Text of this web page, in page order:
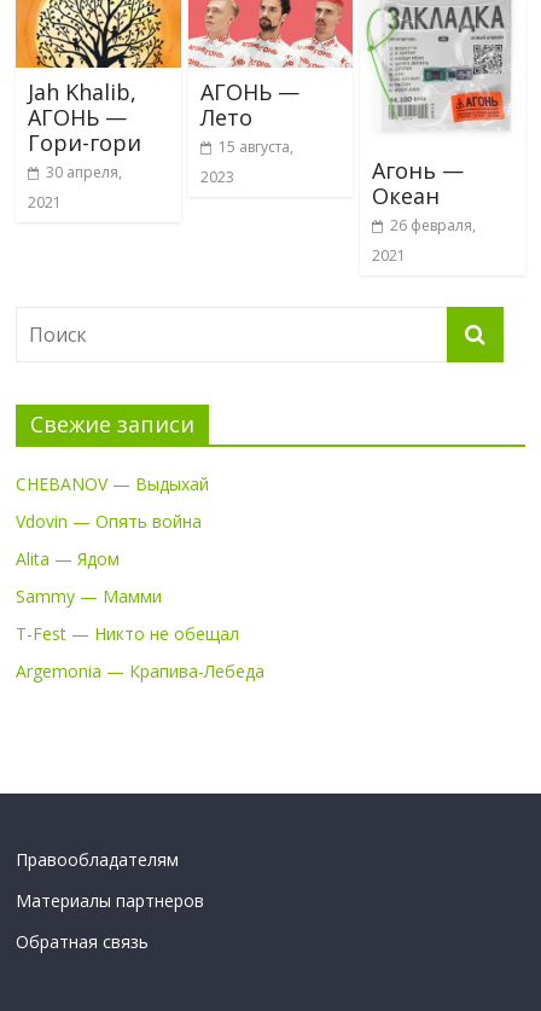
Jah Khalib,
АГОНЬ —
Гори-гори
30 апреля,
2021
АГОНЬ —
Лето
15 августа,
2023
Агонь —
Океан
26 февраля,
2021
Свежие записи
CHEBANOV — Выдыхай
Vdovin — Опять война
Alita — Ядом
Sammy — Мамми
T-Fest — Никто не обещал
Argemonia — Крапива-Лебеда
Правообладателям
Материалы партнеров
Обратная связь